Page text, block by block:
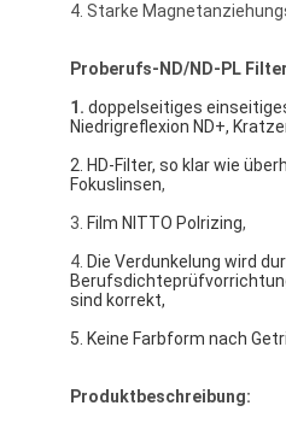
4. Starke
Proberufs-ND/ND-PL
1. doppelseitiges
Niedrigreflexion ND+,
2. HD-Filter, so klar wie
Fokuslinsen,
3. Film NITTO Polrizing,
4. Die Verdunkelung wird
sind korrekt,
5. Keine Farbform nach
Produktbeschreibung: